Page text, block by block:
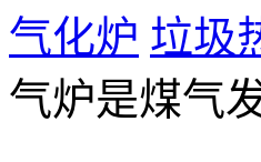
气化炉 垃圾
气炉是煤气